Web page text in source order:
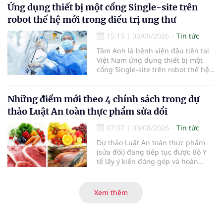
đồng cảm, gắn kết cao giữa thầy
thuốc với bệnh nhân.
Ứng dụng thiết bị một cổng Single-site trên
robot thế hệ mới trong điều trị ung thư
15:15 | 03/08/2026
Tin tức
Tâm Anh là bệnh viện đầu tiên tại
Việt Nam ứng dụng thiết bị một
cổng Single-site trên robot thế hệ
Những điểm mới theo 4 chính sách trong dự
thảo Luật An toàn thực phẩm sửa đổi
07:07 | 03/08/2026
Tin tức
Dự thảo Luật An toàn thực phẩm
(sửa đổi) đang tiếp tục được Bộ Y
tế lấy ý kiến đóng góp và hoàn
cường hậu kiểm, ứng dụng chuyển
đổi số, kiểm soát nguy cơ theo toàn
Xem thêm